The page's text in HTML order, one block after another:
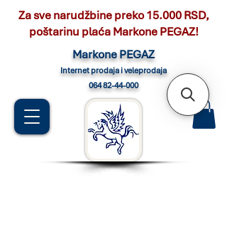
Markone PEGAZ
Internet prodaja i veleprodaja
064 82-44-000
Za sve narudžbine preko 15.000 RSD,
poštarinu plaća Markone PEGAZ!